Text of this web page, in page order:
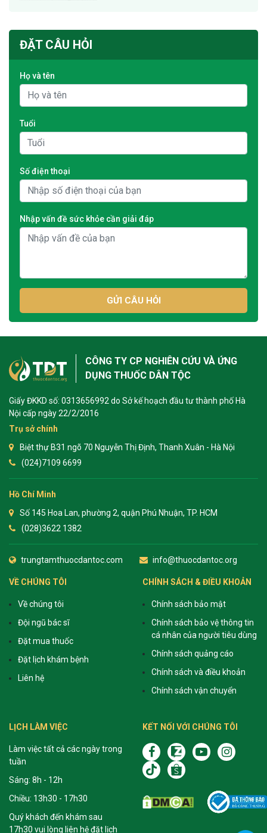
ĐẶT CÂU HỎI
Họ và tên
Tuổi
Số điện thoại
Nhập vấn đề sức khỏe cần giải đáp
GỬI CÂU HỎI
CÔNG TY CP NGHIÊN CỨU VÀ ỨNG
DỤNG THUỐC DÂN TỘC
Giấy ĐKKD số: 0313656992 do Sở kế hoạch đầu tư thành phố Hà
Nội cấp ngày 22/2/2016
Trụ sở chính
Biệt thự B31 ngõ 70 Nguyễn Thị Định, Thanh Xuân - Hà Nội
(024)7109 6699
Hồ Chí Minh
Số 145 Hoa Lan, phường 2, quận Phú Nhuận, TP. HCM
(028)3622 1382
trungtamthuocdantoc.com info@thuocdantoc.org
VỀ CHÚNG TÔI
Về chúng tôi
Đội ngũ bác sĩ
Đặt mua thuốc
Đặt lịch khám bệnh
Liên hệ
CHÍNH SÁCH & ĐIỀU KHOẢN
Chính sách bảo mật
Chính sách bảo vệ thông tin
cá nhân của người tiêu dùng
Chính sách quảng cáo
Chính sách và điều khoản
Chính sách vận chuyển
LỊCH LÀM VIỆC
Làm việc tất cả các ngày trong
tuần
Sáng: 8h - 12h
Chiều: 13h30 - 17h30
Quý khách đến khám sau
17h30 vui lòng liên hệ đặt lịch
KẾT NỐI VỚI CHÚNG TÔI